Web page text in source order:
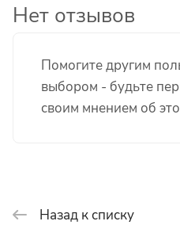
Помогите другим
выбором - будьте
своим мнением об
Нет отзывов
Назад к списку